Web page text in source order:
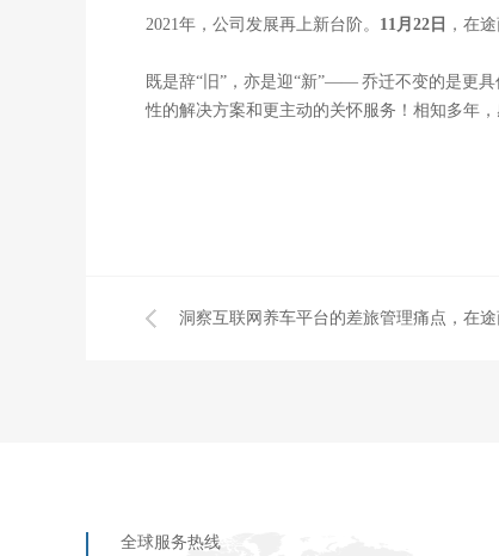
2021年，公司发展再上新台阶。 11月22日 ，在
既是辞“旧”，亦是迎“新”—— 乔迁不变的是更
性的解决方案和更主动的关怀服务！相知多年
洞察互联网养车平台的差旅管理痛点，在
全球服务热线